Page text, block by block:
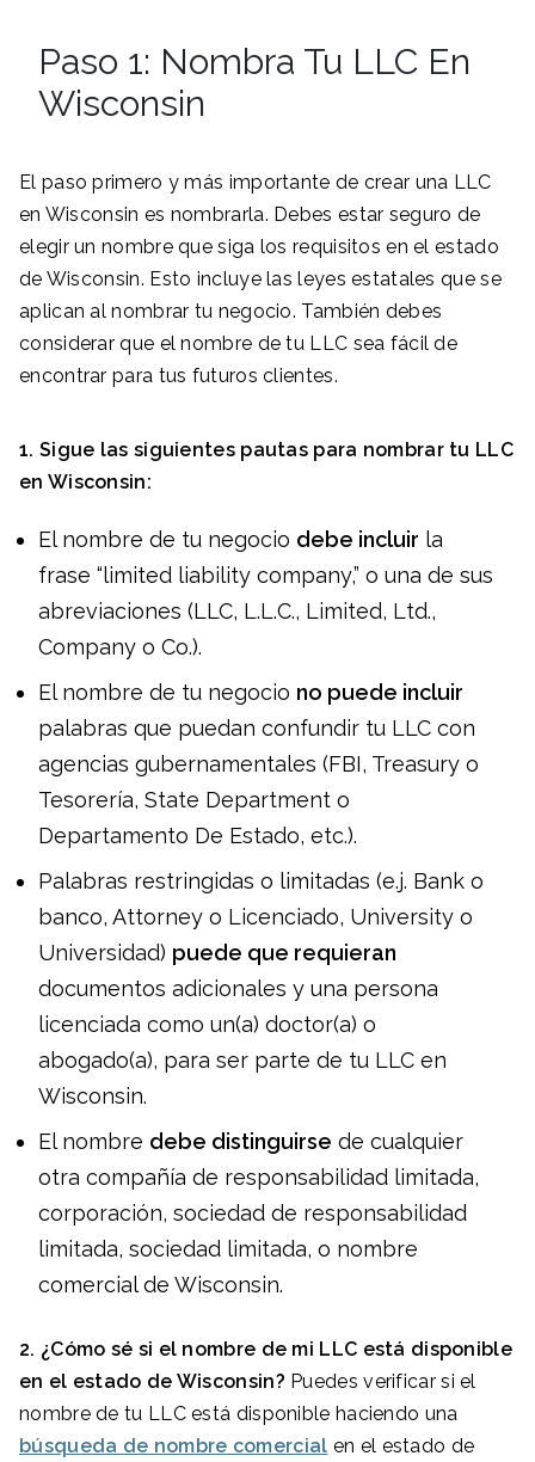
Paso 1: Nombra Tu LLC En
Wisconsin
El paso primero y más importante de crear una LLC
en Wisconsin es nombrarla. Debes estar seguro de
elegir un nombre que siga los requisitos en el estado
de Wisconsin. Esto incluye las leyes estatales que se
aplican al nombrar tu negocio. También debes
considerar que el nombre de tu LLC sea fácil de
encontrar para tus futuros clientes.
1. Sigue las siguientes pautas para nombrar tu LLC
en Wisconsin:
El nombre de tu negocio debe incluir la
frase “limited liability company,” o una de sus
abreviaciones (LLC, L.L.C., Limited, Ltd.,
Company o Co.).
El nombre de tu negocio no puede incluir
palabras que puedan confundir tu LLC con
agencias gubernamentales (FBI, Treasury o
Tesorería, State Department o
Departamento De Estado, etc.).
Palabras restringidas o limitadas (e.j. Bank o
banco, Attorney o Licenciado, University o
Universidad) puede que requieran
documentos adicionales y una persona
licenciada como un(a) doctor(a) o
abogado(a), para ser parte de tu LLC en
Wisconsin.
El nombre debe distinguirse de cualquier
otra compañía de responsabilidad limitada,
corporación, sociedad de responsabilidad
limitada, sociedad limitada, o nombre
comercial de Wisconsin.
2. ¿Cómo sé si el nombre de mi LLC está disponible
en el estado de Wisconsin? Puedes verificar si el
nombre de tu LLC está disponible haciendo una
búsqueda de nombre comercial en el estado de